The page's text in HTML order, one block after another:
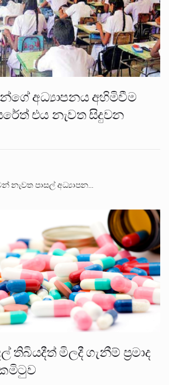
අධ්‍යාපනය අහිමිවීම
එය නැවත සිදුවන
නැවත පාසල් අධ්‍යාපන…
මිලදී ගැනීම් ප්‍රමාද